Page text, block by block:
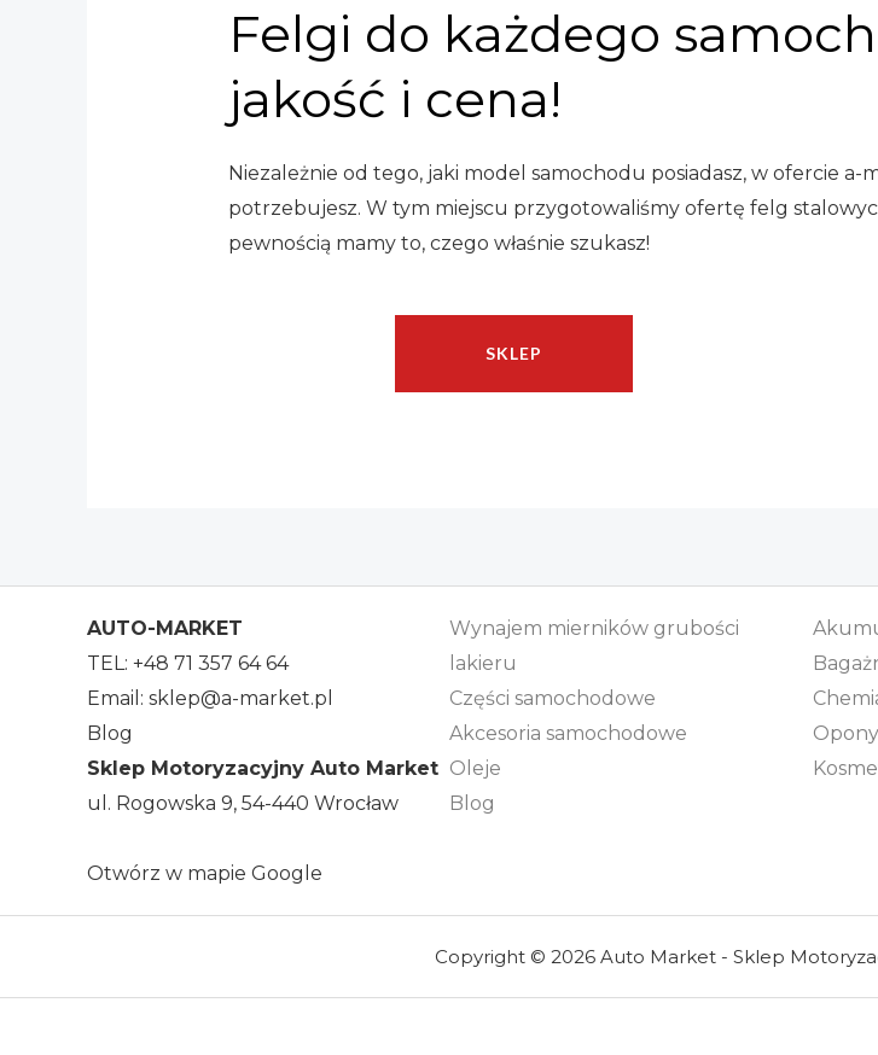
Felgi do każdego
jakość i cena!
Niezależnie od tego, jaki model samochodu posiadasz, w ofercie
potrzebujesz. W tym miejscu przygotowaliśmy ofertę felg
pewnością mamy to, czego właśnie szukasz!
SKLEP
AUTO-MARKET
TEL: +48 71 357 64 64
Email: sklep@a-market.pl
Blog
Sklep Motoryzacyjny Auto Market
ul. Rogowska 9, 54-440 Wrocław
Otwórz w mapie Google
Wynajem mierników grubości
lakieru
Części samochodowe
Akcesoria samochodowe
Oleje
Blog
Opony
Copyright © 2026 Auto Market - Sklep